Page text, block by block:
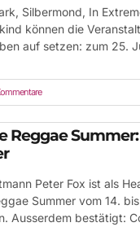
Silbermond, In
können die
auf setzen: zum 25.
Reggae
Peter Fox ist als
Summer vom 14.
Ausserdem bestätigt: